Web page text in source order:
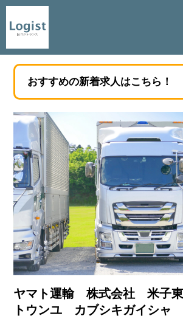
おすすめの新着求人はこちら！
ヤマト運輸 株式会社 米子東
トウンユ カブシキガイシャ